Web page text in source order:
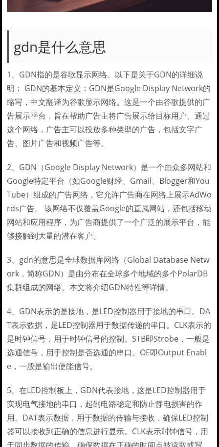
gdn是什么意思
1、GDN指的是谷歌显示网络。以下是关于GDN的详细说
明： GDN的基本定义：GDN是Google Display Network的
缩写，中文翻译为谷歌显示网络。这是一个由谷歌提供的广
告展示平台，旨在帮助广告主将广告展示给目标用户。通过
这个网络，广告主可以投放多种类型的广告，包括文字广
告、图片广告和视频广告等。
2、GDN（Google Display Network）是一个由众多网站和
Google特定平台（如Google财经、Gmail、Blogger和You
Tube）组成的广告网络，它允许广告商在网络上展示AdWo
rds广告。 该网络不仅覆盖Google的直属网站，还包括移动
网站和应用程序，为广告商提供了一个广泛的展示平台，能
够接触到大量的潜在客户。
3、gdn的意思是全球数据库网络（Global Database Netw
ork，简称GDN）是由分布在全球多个地域的多个PolarDB
集群组成的网络。本文将介绍GDN特性等详情。
4、GDN表示的是接地，是LED控制器用于接地的串口。DA
T表示数据，是LED控制器用于数据传递的串口。CLK表示的
是时钟信号，用于时钟信号的控制。STB即Strobe，一般是
选通信号，用于控制是否选通的串口。OE即Output Enabl
e，一般是输出使能信号。
5、在LED控制板上，GDN代表接地，这是LED控制器用于
实现电气接地的串口，起到电路稳定和防止静电损害的作
用。DAT表示数据，用于数据的传输与接收，确保LED控制
器可以接收到正确的信息进行显示。CLK表示时钟信号，用